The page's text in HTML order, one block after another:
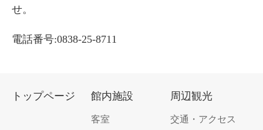
せ。
電話番号:0838-25-8711
トップページ 館内施設
客室
周辺観光
交通・アクセス